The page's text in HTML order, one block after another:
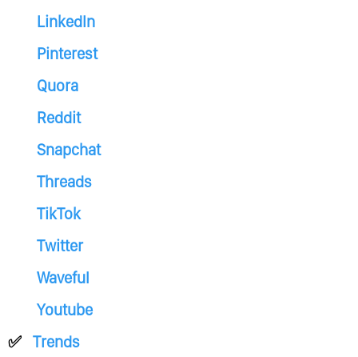
LinkedIn
Pinterest
Quora
Reddit
Snapchat
Threads
TikTok
Twitter
Waveful
Youtube
Trends